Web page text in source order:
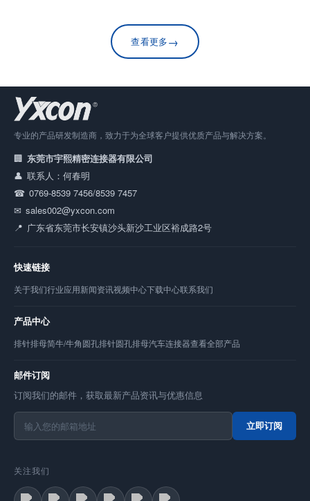
查看更多→
专业的产品研发制造商，致力于为全球客户提供优质产品与解决方案。
东莞市宇熙精密连接器有限公司
联系人：何春明
0769-8539 7456/8539 7457
sales002@yxcon.com
广东省东莞市长安镇沙头新沙工业区裕成路2号
快速链接
关于我们行业应用新闻资讯视频中心下载中心联系我们
产品中心
排针排母简牛/牛角圆孔排针圆孔排母汽车连接器查看全部产品
邮件订阅
订阅我们的邮件，获取最新产品资讯与优惠信息
立即订阅
关注我们